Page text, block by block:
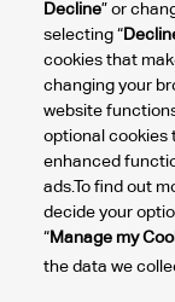
Decline” or
selecting “
cookies that
changing your
website
optional cookies
enhanced
ads.To find out
decide your
“Manage my
the data we
Noleggio Auto Turin
Noleggio Auto
Aeroporto
Noleggio Auto
Aeroporto Ciy